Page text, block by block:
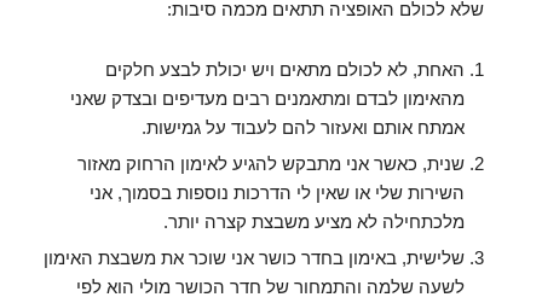
שלא לכולם האופציה תתאים מכמה סיבות:
האחת, לא לכולם מתאים ויש יכולת לבצע חלקים
מהאימון לבדם ומתאמנים רבים מעדיפים ובצדק שאני
אמתח אותם ואעזור להם לעבוד על גמישות.
שנית, כאשר אני מתבקש להגיע לאימון הרחוק מאזור
השירות שלי או שאין לי הדרכות נוספות בסמוך, אני
מלכתחילה לא מציע משבצת קצרה יותר.
שלישית, באימון בחדר כושר אני שוכר את משבצת האימון
לשעה שלמה והתמחור של חדר הכושר מולי הוא לפי